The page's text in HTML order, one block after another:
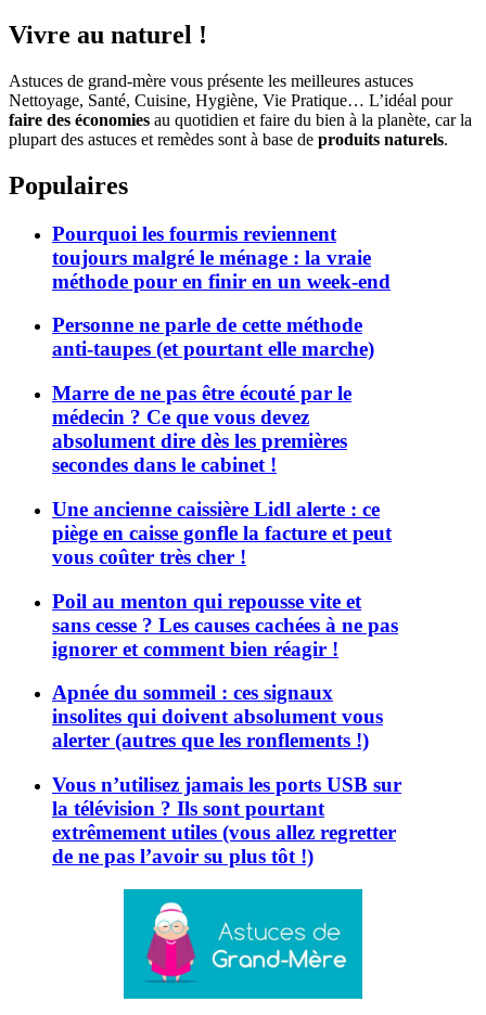
Vivre au naturel !
Astuces de grand-mère vous présente les meilleures astuces
Nettoyage, Santé, Cuisine, Hygiène, Vie Pratique… L’idéal pour
faire des économies au quotidien et faire du bien à la planète, car la
plupart des astuces et remèdes sont à base de produits naturels.
Populaires
Pourquoi les fourmis reviennent
toujours malgré le ménage : la vraie
méthode pour en finir en un week-end
Personne ne parle de cette méthode
anti-taupes (et pourtant elle marche)
Marre de ne pas être écouté par le
médecin ? Ce que vous devez
absolument dire dès les premières
secondes dans le cabinet !
Une ancienne caissière Lidl alerte : ce
piège en caisse gonfle la facture et peut
vous coûter très cher !
Poil au menton qui repousse vite et
sans cesse ? Les causes cachées à ne pas
ignorer et comment bien réagir !
Apnée du sommeil : ces signaux
insolites qui doivent absolument vous
alerter (autres que les ronflements !)
Vous n’utilisez jamais les ports USB sur
la télévision ? Ils sont pourtant
extrêmement utiles (vous allez regretter
de ne pas l’avoir su plus tôt !)